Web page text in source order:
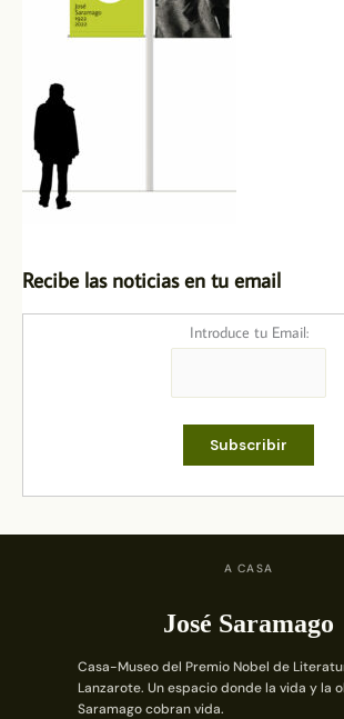
Recibe las noticias en tu email
Introduce tu Email:
A CASA
José Saramago
Casa-Museo del Premio Nobel de
Lanzarote. Un espacio donde la vida y la
Saramago cobran vida.